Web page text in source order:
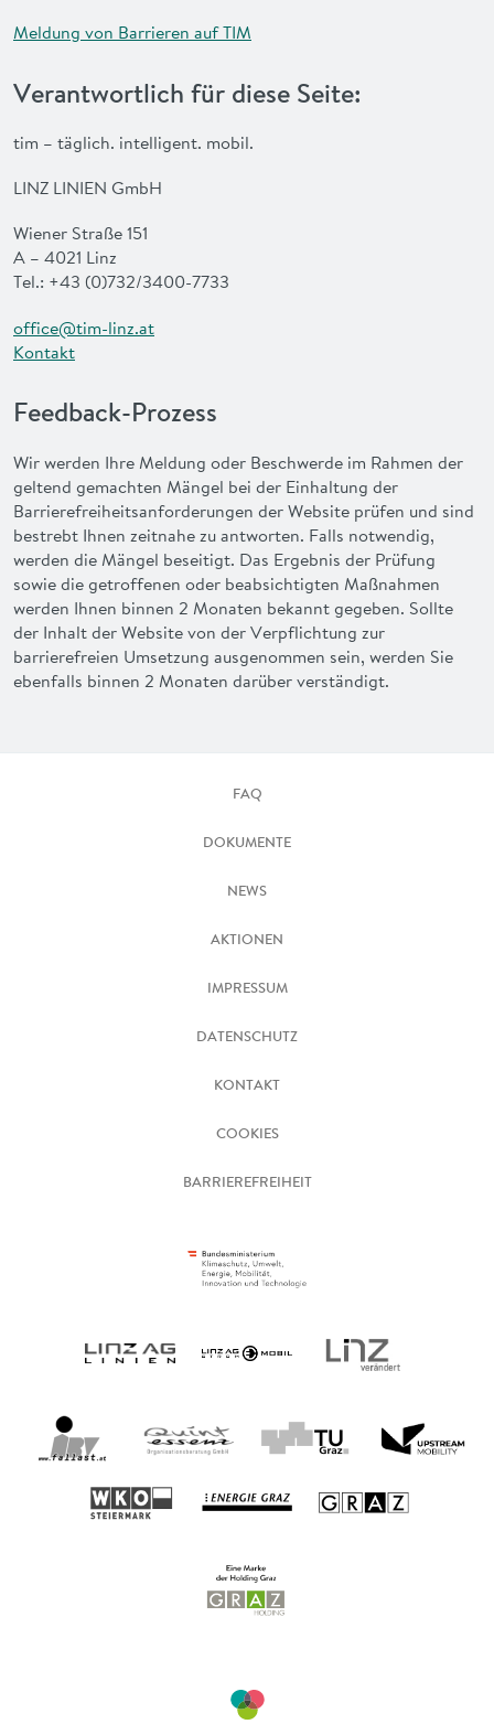
Meldung von Barrieren auf TIM
Verantwortlich für diese Seite:
tim – täglich. intelligent. mobil.
LINZ LINIEN GmbH
Wiener Straße 151
A – 4021 Linz
Tel.: +43 (0)732/3400-7733
office@tim-linz.at
Kontakt
Feedback-Prozess
Wir werden Ihre Meldung oder Beschwerde im Rahmen der
geltend gemachten Mängel bei der Einhaltung der
Barrierefreiheitsanforderungen der Website prüfen und sind
bestrebt Ihnen zeitnahe zu antworten. Falls notwendig,
werden die Mängel beseitigt. Das Ergebnis der Prüfung
sowie die getroffenen oder beabsichtigten Maßnahmen
werden Ihnen binnen 2 Monaten bekannt gegeben. Sollte
der Inhalt der Website von der Verpflichtung zur
barrierefreien Umsetzung ausgenommen sein, werden Sie
ebenfalls binnen 2 Monaten darüber verständigt.
FAQ
DOKUMENTE
NEWS
AKTIONEN
IMPRESSUM
DATENSCHUTZ
KONTAKT
COOKIES
BARRIEREFREIHEIT